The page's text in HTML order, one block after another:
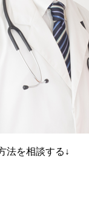
法を相談する↓